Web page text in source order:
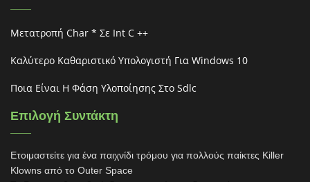
Μετατροπή Char * Σε Int C ++
Καλύτερο Καθαριστικό Υπολογιστή Για Windows 10
Ποια Είναι Η Φάση Υλοποίησης Στο Sdlc
Επιλογή Συντάκτη
Ετοιμαστείτε για ένα παιχνίδι τρόμου για πολλούς παίκτες Killer
Klowns από το Outer Space